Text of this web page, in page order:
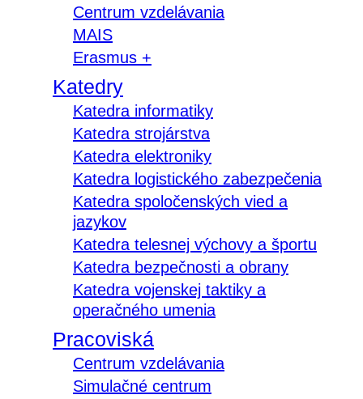
Centrum vzdelávania
MAIS
Erasmus +
Katedry
Katedra informatiky
Katedra strojárstva
Katedra elektroniky
Katedra logistického zabezpečenia
Katedra spoločenských vied a
jazykov
Katedra telesnej výchovy a športu
Katedra bezpečnosti a obrany
Katedra vojenskej taktiky a
operačného umenia
Pracoviská
Centrum vzdelávania
Simulačné centrum